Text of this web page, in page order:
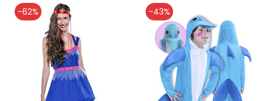
-62% -43%